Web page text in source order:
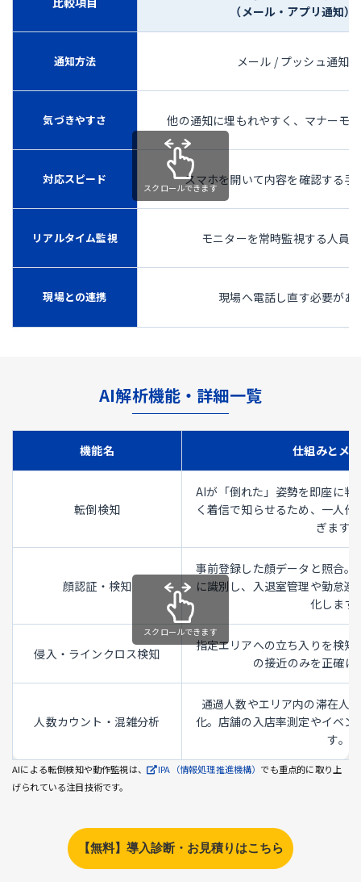
（メール・アプリ通知）
通知方法 メール / プッシュ通知
気づきやすさ 他の通知に埋もれやすく、マナーモ
対応スピード スマホを開いて内容を確認する手
リアルタイム監視 モニターを常時監視する人員
現場との連携 現場へ電話し直す必要があ
AI解析機能・詳細一覧
機能名 仕組みとメ
転倒検知
AIが「倒れた」姿勢を即座に判
く着信で知らせるため、一人
ぎます。
顔認証・検知
事前登録した顔データと照合
に識別し、入退室管理や勤怠
化します
侵入・ラインクロス検知
指定エリアへの立ち入りを検
の接近のみを正確に
人数カウント・混雑分析
通過人数やエリア内の滞在人
化。店舗の入店率測定やイベ
す。
AIによる転倒検知や動作監視は、 IPA（情報処理推進機構） でも重点的に取り上
げられている注目技術です。
【無料】導入診断・お見積りはこちら